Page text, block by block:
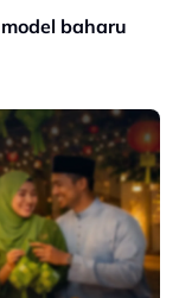
baharu